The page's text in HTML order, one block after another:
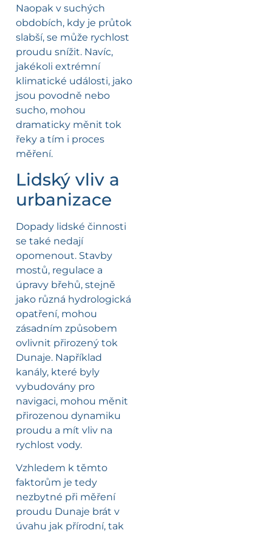
Naopak v suchých
obdobích, kdy je průtok
slabší, se může rychlost
proudu snížit. Navíc,
jakékoli extrémní
klimatické události, jako
jsou povodně nebo
sucho, mohou
dramaticky měnit tok
řeky a tím i proces
měření.
Lidský vliv a
urbanizace
Dopady lidské činnosti
se také nedají
opomenout. Stavby
mostů, regulace a
úpravy břehů, stejně
jako různá hydrologická
opatření, mohou
zásadním způsobem
ovlivnit přirozený tok
Dunaje. Například
kanály, které byly
vybudovány pro
navigaci, mohou měnit
přirozenou dynamiku
proudu a mít vliv na
rychlost vody.
Vzhledem k těmto
faktorům je tedy
nezbytné při měření
proudu Dunaje brát v
úvahu jak přírodní, tak